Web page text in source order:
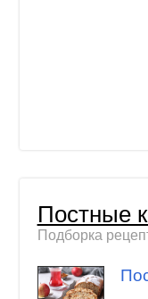
Постные
Подборка